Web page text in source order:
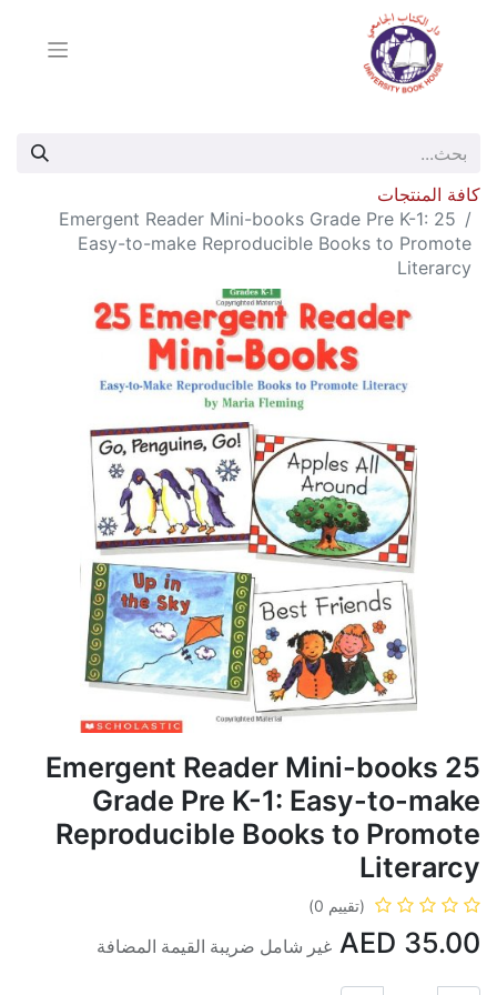
كافة المنتجات
25 Emergent Reader Mini-books Grade Pre K-1:
Easy-to-make Reproducible Books to Promote
Literarcy
25 Emergent Reader Mini-books
Grade Pre K-1: Easy-to-make
Reproducible Books to Promote
Literarcy
(تقييم 0)
35.00 غير شامل ضريبة القيمة المضافة